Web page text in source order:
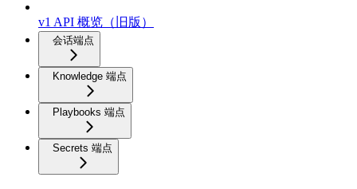
v1 API 概览（旧版）
会话端点
Knowledge 端点
Playbooks 端点
Secrets 端点